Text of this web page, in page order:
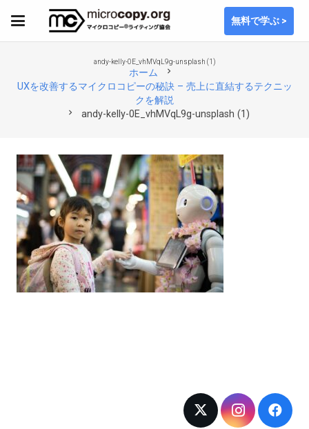
無料で学ぶ >
andy-kelly-0E_vhMVqL9g-unsplash (1)
ホーム chevron_right
UXを改善するマイクロコピーの秘訣 – 売上に直結するテクニッ
クを解説
chevron_right andy-kelly-0E_vhMVqL9g-unsplash (1)